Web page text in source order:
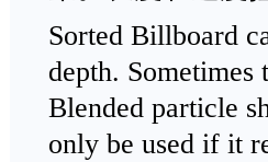
Sorted Billboard
depth.
Blended particle
only be used if it